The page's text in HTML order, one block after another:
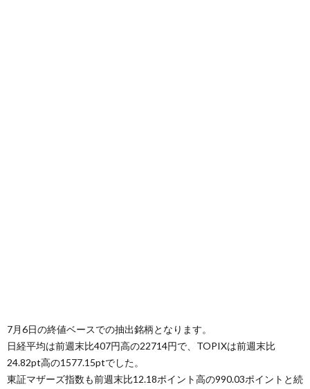
7月6日の終値ベースでの抽出銘柄となります。
日経平均は前週末比407円高の22714円で、TOPIXは前週末比
24.82pt高の1577.15ptでした。
東証マザーズ指数も前週末比12.18ポイント高の990.03ポイントと続